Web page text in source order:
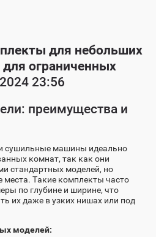
для небольших
ограниченных
23:56
преимущества и
сушильные машины идеально
комнат, так как они
стандартных моделей, но
Такие комплекты часто
по глубине и ширине, что
их даже в узких нишах или под
моделей: